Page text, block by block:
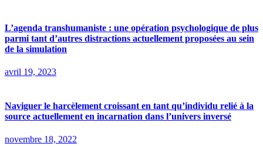
L’agenda transhumaniste : une opération psychologique de plus
parmi tant d’autres distractions actuellement proposées au sein
de la simulation
avril 19, 2023
Naviguer le harcèlement croissant en tant qu’individu relié à la
source actuellement en incarnation dans l’univers inversé
novembre 18, 2022